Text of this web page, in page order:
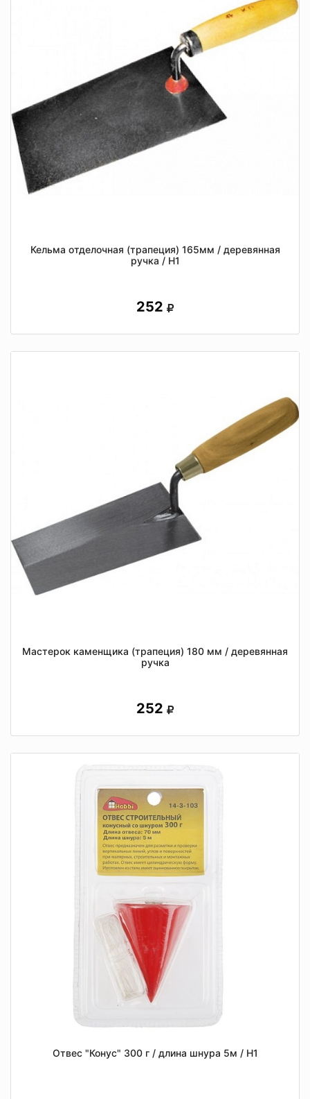
Кельма отделочная (трапеция) 165мм / деревянная
ручка / Н1
252
Мастерок каменщика (трапеция) 180 мм / деревянная
ручка
252
Отвес "Конус" 300 г / длина шнура 5м / Н1